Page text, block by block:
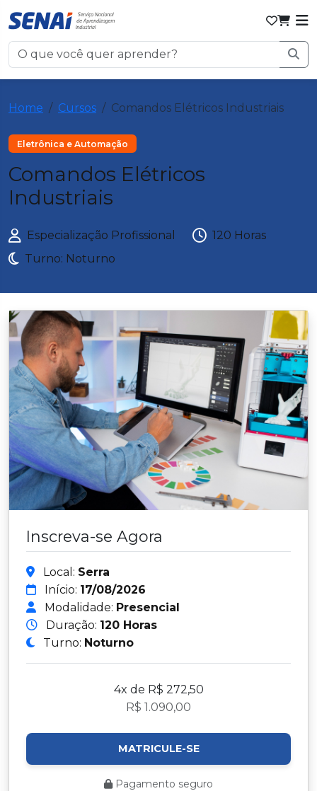
Home Cursos Comandos Elétricos Industriais
Eletrônica e Automação
Comandos Elétricos
Industriais
Especialização Profissional
120 Horas
Turno: Noturno
Inscreva-se Agora
Local: Serra
Início: 17/08/2026
Modalidade: Presencial
Duração: 120 Horas
Turno: Noturno
4x de R$ 272,50
R$ 1.090,00
MATRICULE-SE
Pagamento seguro